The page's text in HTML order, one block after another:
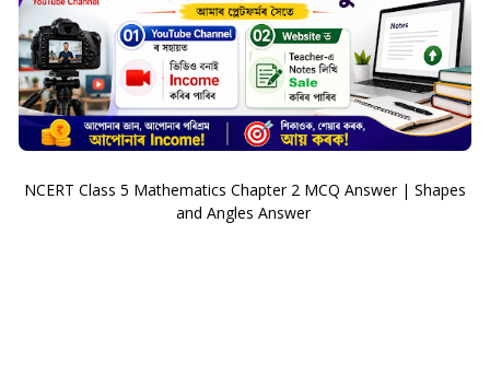
NCERT Class 5 Mathematics Chapter 2 MCQ Answer | Shapes
and Angles Answer